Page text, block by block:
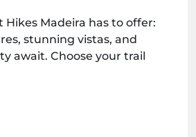
Hikes Madeira has to offer:
stunning vistas, and
await. Choose your trail